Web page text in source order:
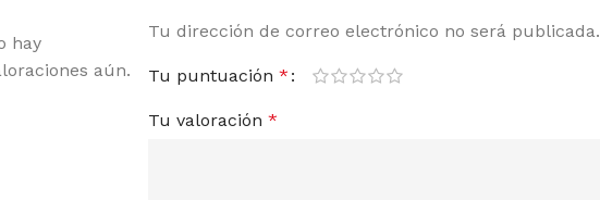
hay
aún.
Tu dirección de correo electrónico no será publicada.
Tu puntuación *
Tu valoración *